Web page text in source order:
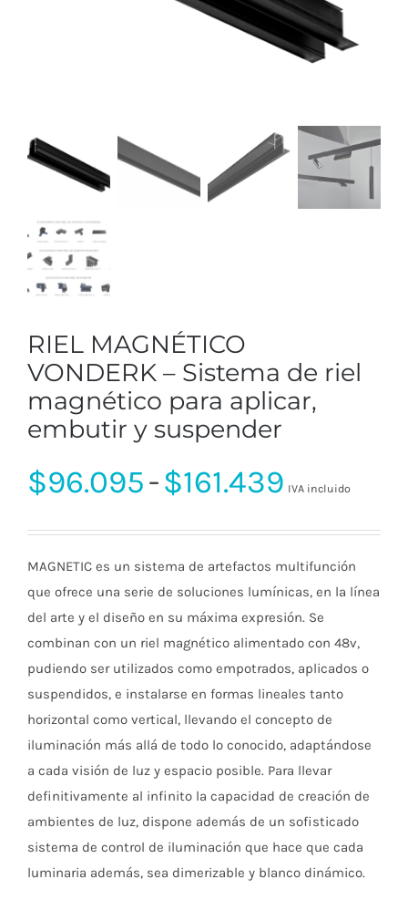
RIEL MAGNÉTICO
VONDERK – Sistema de riel
magnético para aplicar,
embutir y suspender
$96.095-$161.439Rango
de
precios:
desde
$96.095
hasta
$161.439
IVA incluido
MAGNETIC es un sistema de artefactos multifunción
que ofrece una serie de soluciones lumínicas, en la línea
del arte y el diseño en su máxima expresión. Se
combinan con un riel magnético alimentado con 48v,
pudiendo ser utilizados como empotrados, aplicados o
suspendidos, e instalarse en formas lineales tanto
horizontal como vertical, llevando el concepto de
iluminación más allá de todo lo conocido, adaptándose
a cada visión de luz y espacio posible. Para llevar
definitivamente al infinito la capacidad de creación de
ambientes de luz, dispone además de un sofisticado
sistema de control de iluminación que hace que cada
luminaria además, sea dimerizable y blanco dinámico.